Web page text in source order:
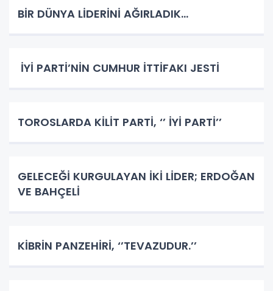
BİR DÜNYA LİDERİNİ AĞIRLADIK…
İYİ PARTİ’NİN CUMHUR İTTİFAKI JESTİ
TOROSLARDA KİLİT PARTİ, ‘’ İYİ PARTİ’’
GELECEĞİ KURGULAYAN İKİ LİDER; ERDOĞAN
VE BAHÇELİ
KİBRİN PANZEHİRİ, ‘’TEVAZUDUR.’’